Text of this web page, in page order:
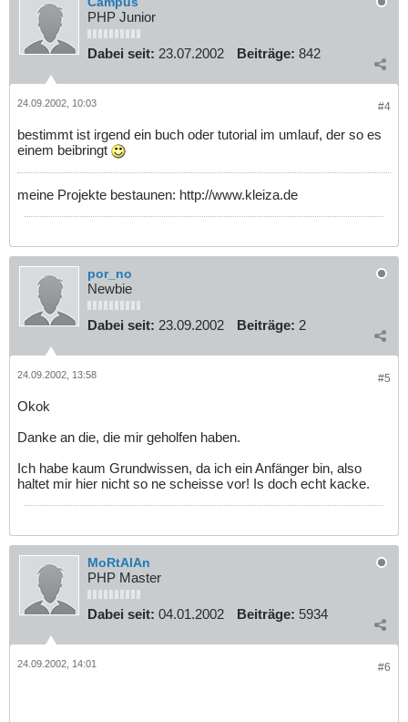
PHP Junior
Dabei seit: 23.07.2002 Beiträge: 842
#4
24.09.2002, 10:03
bestimmt ist irgend ein buch oder tutorial im umlauf, der so es
einem beibringt
meine Projekte bestaunen: http://www.kleiza.de
por_no
Newbie
Dabei seit: 23.09.2002 Beiträge: 2
#5
24.09.2002, 13:58
Okok
Danke an die, die mir geholfen haben.
Ich habe kaum Grundwissen, da ich ein Anfänger bin, also
haltet mir hier nicht so ne scheisse vor! Is doch echt kacke.
MoRtAlAn
PHP Master
Dabei seit: 04.01.2002 Beiträge: 5934
#6
24.09.2002, 14:01